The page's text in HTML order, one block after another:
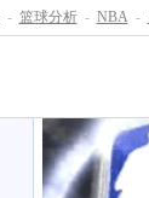
- 篮球分析 - NBA -